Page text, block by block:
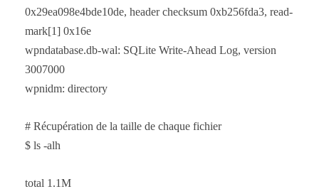
0x29ea098e4bde10de, header checksum 0xb256fda3, read-
mark[1] 0x16e
wpndatabase.db-wal: SQLite Write-Ahead Log, version
3007000
wpnidm: directory
# Récupération de la taille de chaque fichier
$ ls -alh
total 1.1M